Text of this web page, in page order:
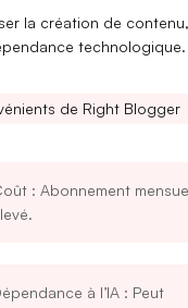
la création de
technologique.
de Right Blogger
: Abonnement
à l’IA: Peut